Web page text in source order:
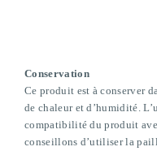
Conservation
Ce produit est à conserver
de chaleur et d’humidité.
compatibilité du produit
conseillons d’utiliser la